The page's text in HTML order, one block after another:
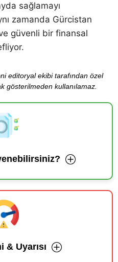
sağlamayı
zamanda Gürcistan
güvenli bir finansal
editoryal ekibi tarafından özel
gösterilmeden kullanılamaz.
Uyarısı